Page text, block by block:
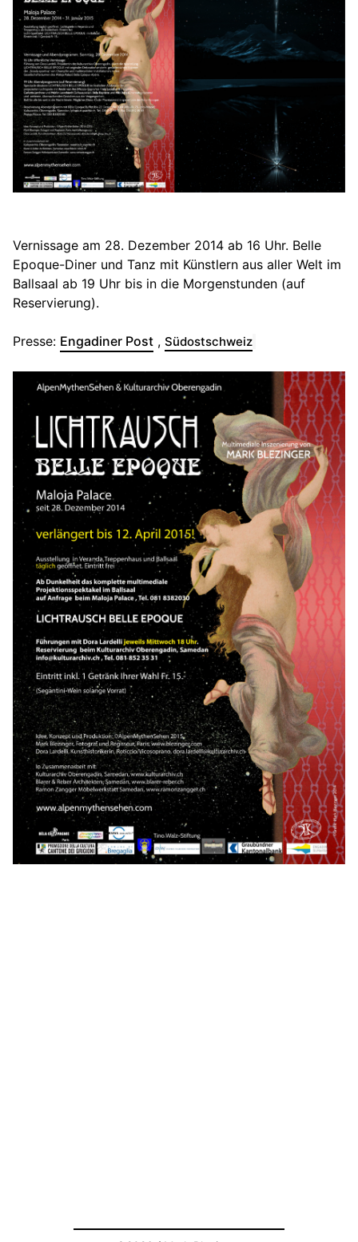
Vernissage am 28. Dezember 2014 ab 16 Uhr. Belle
Epoque-Diner und Tanz mit Künstlern aus aller Welt im
Ballsaal ab 19 Uhr bis in die Morgenstunden (auf
Reservierung).
Presse: Engadiner Post , Südostschweiz